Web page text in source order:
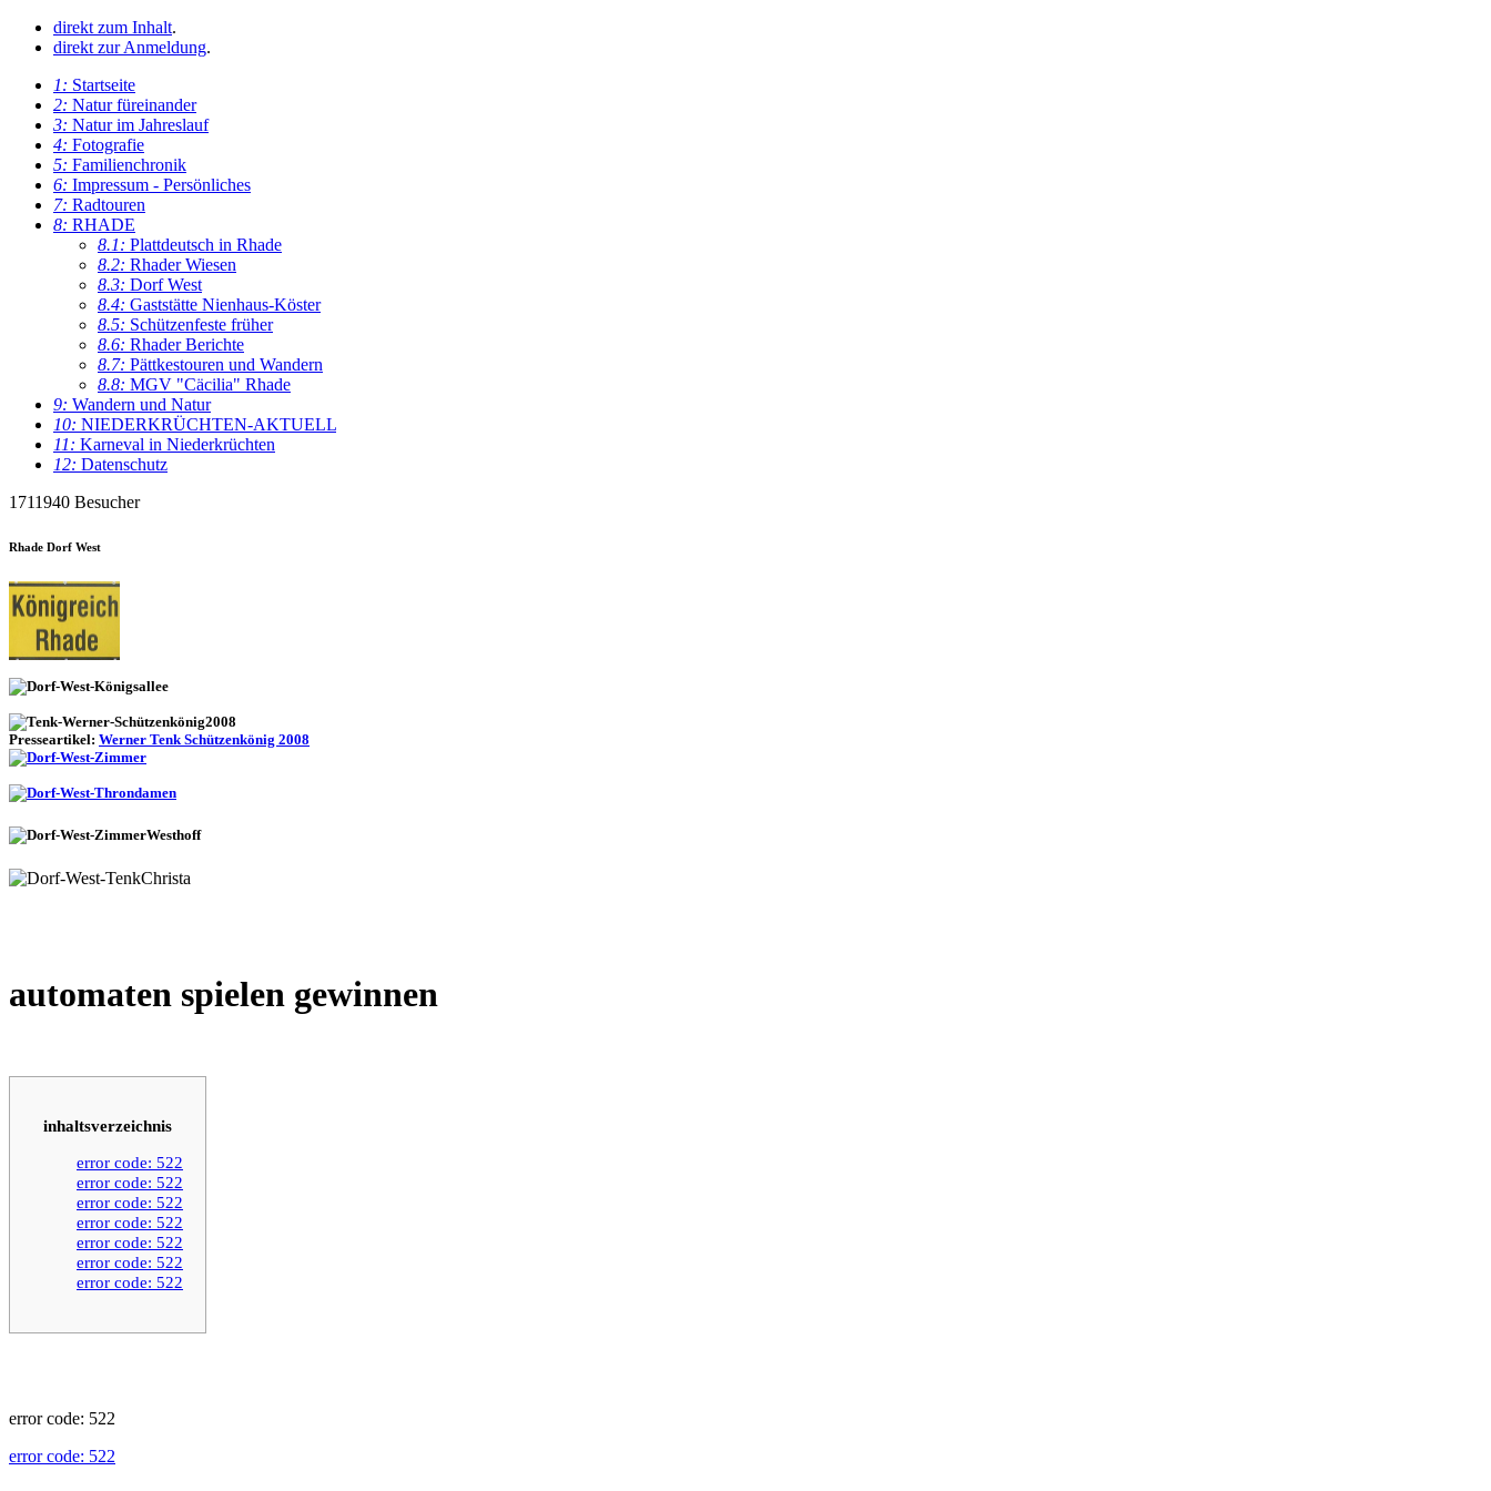
direkt zum Inhalt.
direkt zur Anmeldung.
1: Startseite
2: Natur füreinander
3: Natur im Jahreslauf
4: Fotografie
5: Familienchronik
6: Impressum - Persönliches
7: Radtouren
8: RHADE
8.1: Plattdeutsch in Rhade
8.2: Rhader Wiesen
8.3: Dorf West
8.4: Gaststätte Nienhaus-Köster
8.5: Schützenfeste früher
8.6: Rhader Berichte
8.7: Pättkestouren und Wandern
8.8: MGV "Cäcilia" Rhade
9: Wandern und Natur
10: NIEDERKRÜCHTEN-AKTUELL
11: Karneval in Niederkrüchten
12: Datenschutz
1711940 Besucher
Rhade Dorf West
Presseartikel: Werner Tenk Schützenkönig 2008
automaten spielen gewinnen
inhaltsverzeichnis
error code: 522
error code: 522
error code: 522
error code: 522
error code: 522
error code: 522
error code: 522
error code: 522
error code: 522